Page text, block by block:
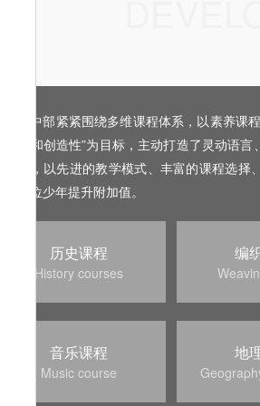
初中部紧紧围绕多维课程体系，以素养
积极性和创造性”为目标，主动打造了灵动语
色课程，以先进的教学模式、丰富的课程选
为每一位少年提升附加值。
历史课程
History courses
编
音乐课程
Music course
地